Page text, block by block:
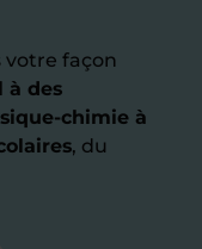
votre façon
à des
chimie à
, du